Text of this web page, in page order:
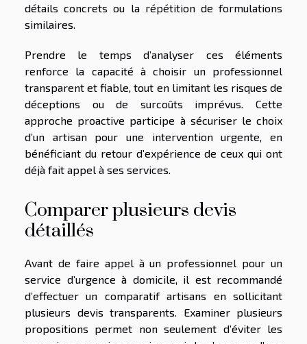
détails concrets ou la répétition de formulations
similaires.
Prendre le temps d’analyser ces éléments
renforce la capacité à choisir un professionnel
transparent et fiable, tout en limitant les risques de
déceptions ou de surcoûts imprévus. Cette
approche proactive participe à sécuriser le choix
d’un artisan pour une intervention urgente, en
bénéficiant du retour d’expérience de ceux qui ont
déjà fait appel à ses services.
Comparer plusieurs devis
détaillés
Avant de faire appel à un professionnel pour un
service d’urgence à domicile, il est recommandé
d’effectuer un comparatif artisans en sollicitant
plusieurs devis transparents. Examiner plusieurs
propositions permet non seulement d’éviter les